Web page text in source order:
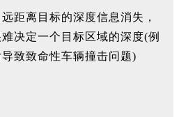
距离目标的深度信息消失，
决定一个目标区域的深度(例
致致命性车辆撞击问题)